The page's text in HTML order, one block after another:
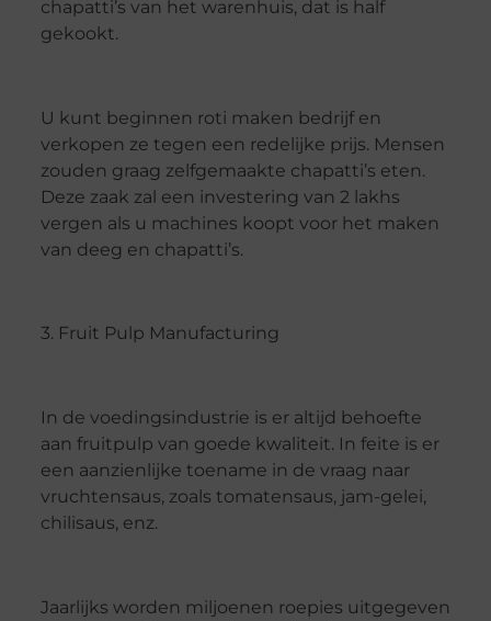
chapatti’s van het warenhuis, dat is half
gekookt.
U kunt beginnen roti maken bedrijf en
verkopen ze tegen een redelijke prijs. Mensen
zouden graag zelfgemaakte chapatti’s eten.
Deze zaak zal een investering van 2 lakhs
vergen als u machines koopt voor het maken
van deeg en chapatti’s.
3. Fruit Pulp Manufacturing
In de voedingsindustrie is er altijd behoefte
aan fruitpulp van goede kwaliteit. In feite is er
een aanzienlijke toename in de vraag naar
vruchtensaus, zoals tomatensaus, jam-gelei,
chilisaus, enz.
Jaarlijks worden miljoenen roepies uitgegeven